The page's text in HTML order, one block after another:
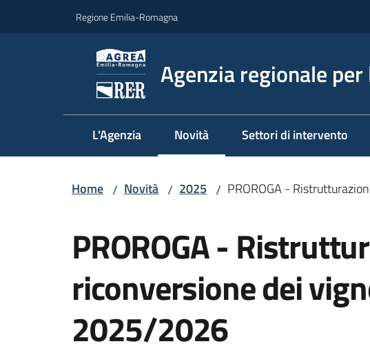
Regione Emilia-Romagna
Agenzia regionale
L'Agenzia Novità
Menu selezionatoSettori di intervento
Home / Novità / 2025 / PROROGA -
PROROGA -
riconversione dei
2025/2026